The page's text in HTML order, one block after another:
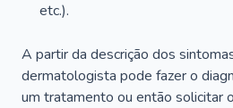
etc.).
A partir da descrição dos
dermatologista pode fazer o
um tratamento ou então solicitar